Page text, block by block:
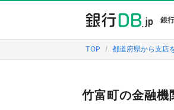
銀
TOP 都道府県から支店
竹富町の金融機